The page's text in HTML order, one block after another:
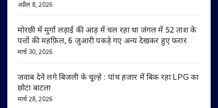
अप्रैल 8, 2026
मोरछी में मुर्गा लड़ाई की आड़ में चल रहा था जंगल में 52 ताश के
पत्तों की महफ़िल, 6 जुआरी पकड़े गए अन्य देखकर हुए फरार
मार्च 30, 2026
जवाब देने लगे बिजली के चूल्हे : पांच हजार में बिक रहा LPG का
छोटा बाटला
मार्च 28, 2026